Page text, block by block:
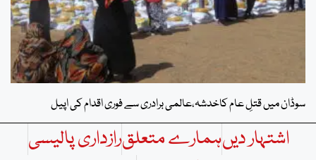
سوڈان میں قتلِ عام کاخدشہ،عالمی برادری سے فوری اقدام کی اپیل
اشتہار دیںہمارے متعلقرازداری پالیسی